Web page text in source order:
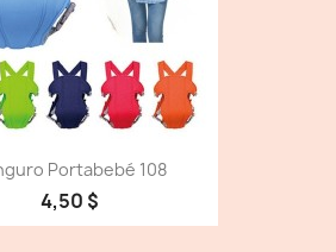
Portabebé 108
4,50 $